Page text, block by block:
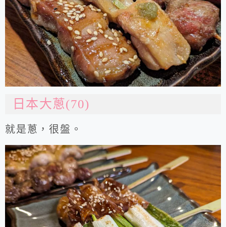
日本大蔥(70)
就是蔥，很盤。